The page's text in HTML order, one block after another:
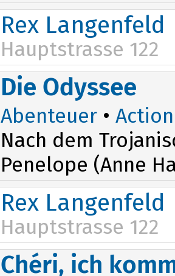
Rex Langenfeld
Hauptstrasse 122
18:00
Die Odyssee
Abenteuer • Action
Nach dem
Penelope (Anne
Rex Langenfeld
Hauptstrasse 122
19:30
Chéri, ich